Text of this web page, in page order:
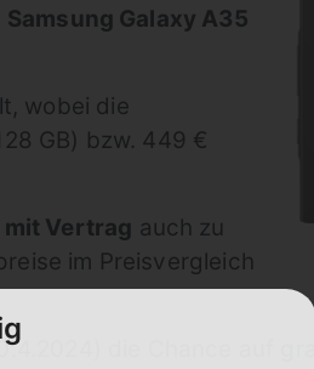
Samsung Galaxy A35
wobei die
GB) bzw. 449 €
mit Vertrag auch zu
im Preisvergleich
die Chance auf